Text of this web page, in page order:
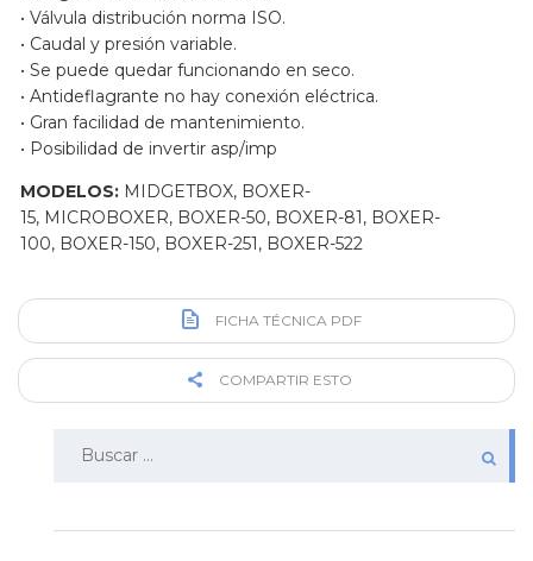
• Válvula distribución norma ISO.
• Caudal y presión variable.
• Se puede quedar funcionando en seco.
• Antideflagrante no hay conexión eléctrica.
• Gran facilidad de mantenimiento.
• Posibilidad de invertir asp/imp
MODELOS: MIDGETBOX, BOXER-
15, MICROBOXER, BOXER-50, BOXER-81, BOXER-
100, BOXER-150, BOXER-251, BOXER-522
FICHA TÉCNICA PDF
COMPARTIR ESTO